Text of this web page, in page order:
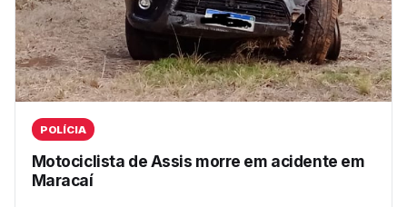
POLÍCIA
Motociclista de Assis morre em acidente em
Maracaí